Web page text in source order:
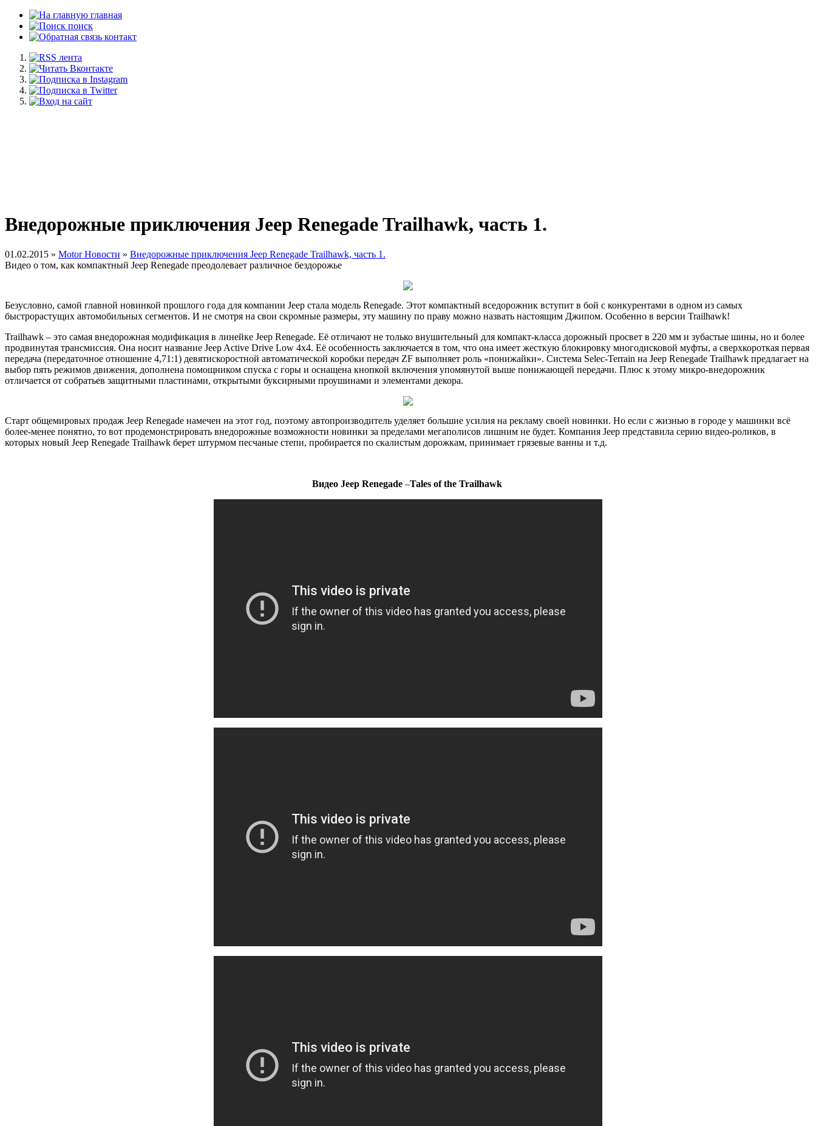
главная
поиск
контакт
Внедорожные приключения Jeep Renegade Trailhawk, часть 1.
01.02.2015 » Motor Новости » Внедорожные приключения Jeep Renegade Trailhawk, часть 1.
Видео о том, как компактный Jeep Renegade преодолевает различное бездорожье
Безусловно, самой главной новинкой прошлого года для компании Jeep стала модель Renegade. Этот компактный вседорожник вступит в бой с конкурентами в одном из самых
быстрорастущих автомобильных сегментов. И не смотря на свои скромные размеры, эту машину по праву можно назвать настоящим Джипом. Особенно в версии Trailhawk!
Trailhawk – это самая внедорожная модификация в линейке Jeep Renegade. Её отличают не только внушительный для компакт-класса дорожный просвет в 220 мм и зубастые шины, но и более
продвинутая трансмиссия. Она носит название Jeep Active Drive Low 4x4. Её особенность заключается в том, что она имеет жесткую блокировку многодисковой муфты, а сверхкороткая первая
передача (передаточное отношение 4,71:1) девятискоростной автоматической коробки передач ZF выполняет роль «понижайки». Система Selec-Terrain на Jeep Renegade Trailhawk предлагает на
выбор пять режимов движения, дополнена помощником спуска с горы и оснащена кнопкой включения упомянутой выше понижающей передачи. Плюс к этому микро-внедорожник
отличается от собратьев защитными пластинами, открытыми буксирными проушинами и элементами декора.
Старт общемировых продаж Jeep Renegade намечен на этот год, поэтому автопроизводитель уделяет большие усилия на рекламу своей новинки. Но если с жизнью в городе у машинки всё
более-менее понятно, то вот продемонстрировать внедорожные возможности новинки за пределами мегаполисов лишним не будет. Компания Jeep представила серию видео-роликов, в
которых новый Jeep Renegade Trailhawk берет штурмом песчаные степи, пробирается по скалистым дорожкам, принимает грязевые ванны и т.д.
Видео Jeep Renegade –Tales of the Trailhawk